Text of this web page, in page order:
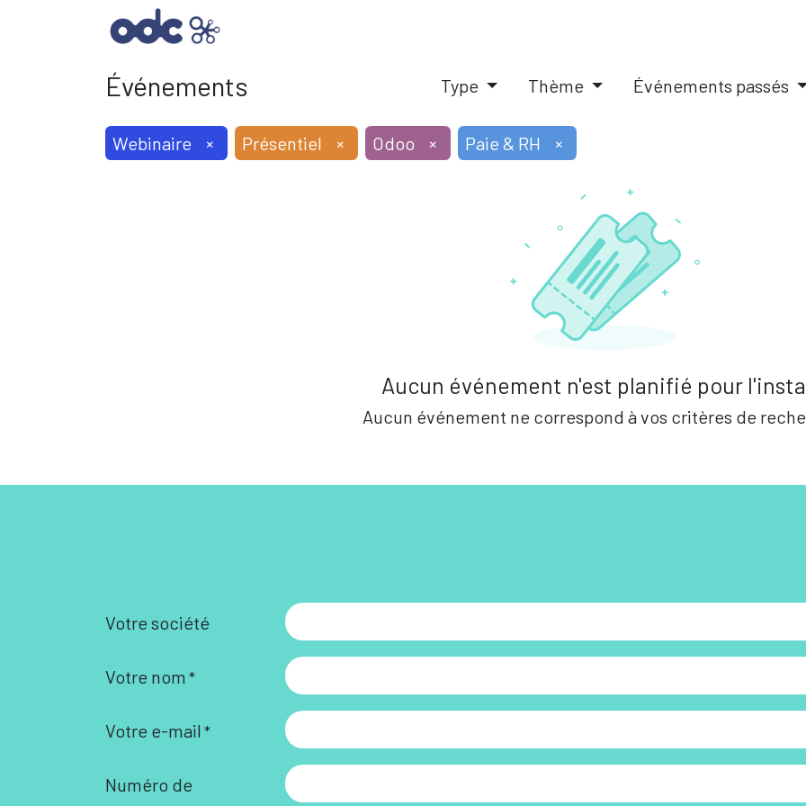
Événements Type Thème Événements passés
Webinaire × Présentiel × Odoo × Paie & RH ×
Aucun événement n'est planifié pour
Aucun événement ne correspond à vos critères de
Votre société
Votre nom *
Votre e-mail *
Numéro de